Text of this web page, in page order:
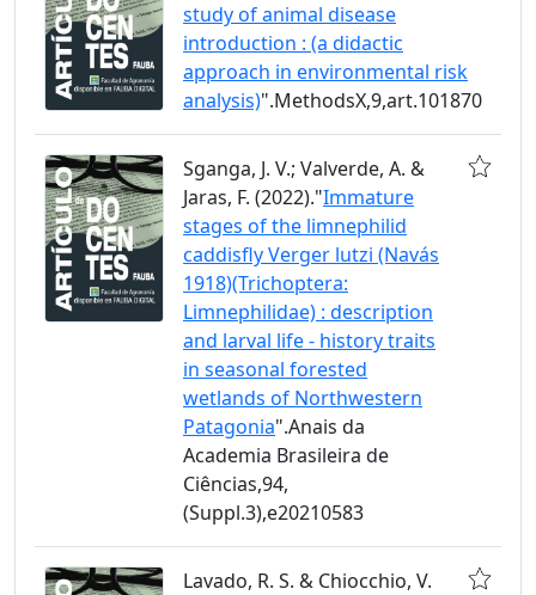
study of animal disease
introduction : (a didactic
approach in environmental risk
analysis)".MethodsX,9,art.101870
Sganga, J. V.; Valverde, A. &
Jaras, F. (2022)."Immature
stages of the limnephilid
caddisfly Verger lutzi (Navás
1918)(Trichoptera:
Limnephilidae) : description
and larval life - history traits
in seasonal forested
wetlands of Northwestern
Patagonia".Anais da
Academia Brasileira de
Ciências,94,
(Suppl.3),e20210583
Lavado, R. S. & Chiocchio, V.